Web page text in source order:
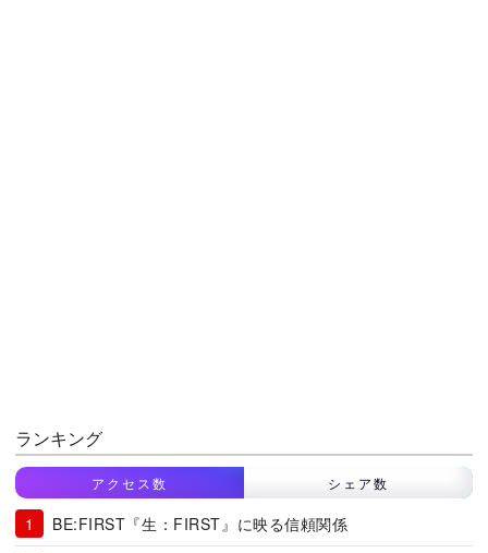
ランキング
アクセス数 シェア数
BE:FIRST『生：FIRST』に映る信頼関係